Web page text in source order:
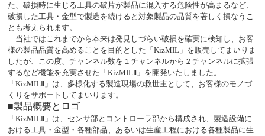
た、破損時に生じる工具の破片が製品に混入する危険性が高まるなど、
破損した工具・金型で製造を続けると対象製品の品質を著しく損なうこ
とも考えられます。
当社ではこれまでから本来は発見しづらい破損を確実に検知し、お客
様の製品品質を高めることを目的とした「 KizMIL 」を販売してまいりま
したが、この度、チャンネル数を１チャンネルから２チャンネルに拡張
するなど機能を充実させた「 KizMILⅡ」を開発いたしました。
「 KizMILⅡ」は、多様化する製造現場の救世主として、お客様のモノづ
くりをサポートしてまいります。
■製品概要とロゴ
「 KizMILⅡ」は、センサ部とコントローラ部から構成され、製造設備に
おける工具・金型・各種部品、あるいは生産工程における各種製品に生